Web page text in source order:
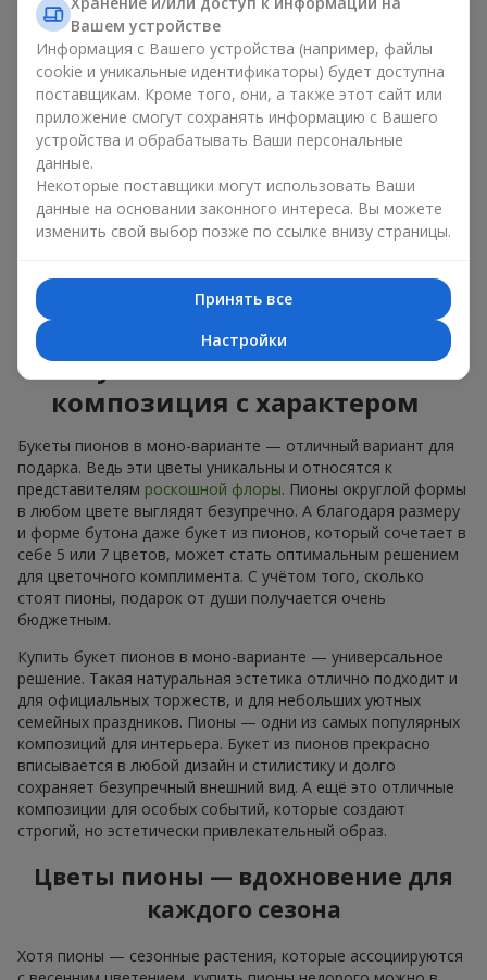
событий:
мягкие розовые оттенки — идеально подойдут, как
цветы на день рождения;
коралловые — романтический презент и цветы для
вдохновения любимой женщине;
белые пионы — универсальное решение как для
личного выразительного подарка, так и для изящного
варианта для корпоративных событий.
Выбирайте оригинальные дизайнерские букеты пионов или
цветов с доставкой, чтобы ваш подарок с изысканным
ароматом оказался незабываемым.
Букет пионов — моно-
композиция с характером
Букеты пионов в моно-варианте — отличный вариант для
подарка. Ведь эти цветы уникальны и относятся к
представителям роскошной флоры. Пионы округлой формы
в любом цвете выглядят безупречно. А благодаря размеру
и форме бутона даже букет из пионов, который сочетает в
себе 5 или 7 цветов, может стать оптимальным решением
для цветочного комплимента. С учётом того, сколько
стоят пионы, подарок от души получается очень
бюджетным.
Купить букет пионов в моно-варианте — универсальное
решение. Такая натуральная эстетика отлично подходит и
для официальных торжеств, и для небольших уютных
семейных праздников. Пионы — одни из самых популярных
композиций для интерьера. Букет из пионов прекрасно
вписывается в любой дизайн и стилистику и долго
сохраняет безупречный внешний вид. А ещё это отличные
композиции для особых событий, которые создают
строгий, но эстетически привлекательный образ.
Цветы пионы — вдохновение для
каждого сезона
Хотя пионы — сезонные растения, которые ассоциируются
Вашем устройстве
Информация с Вашего устройства (например, файлы
cookie и уникальные идентификаторы) будет доступна
поставщикам. Кроме того, они, а также этот сайт или
приложение смогут сохранять информацию с Вашего
устройства и обрабатывать Ваши персональные
данные.
Некоторые поставщики могут использовать Ваши
данные на основании законного интереса. Вы можете
изменить свой выбор позже по ссылке внизу страницы.
Принять все
Настройки